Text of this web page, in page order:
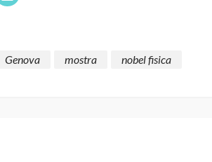
Genova mostra nobel fisica